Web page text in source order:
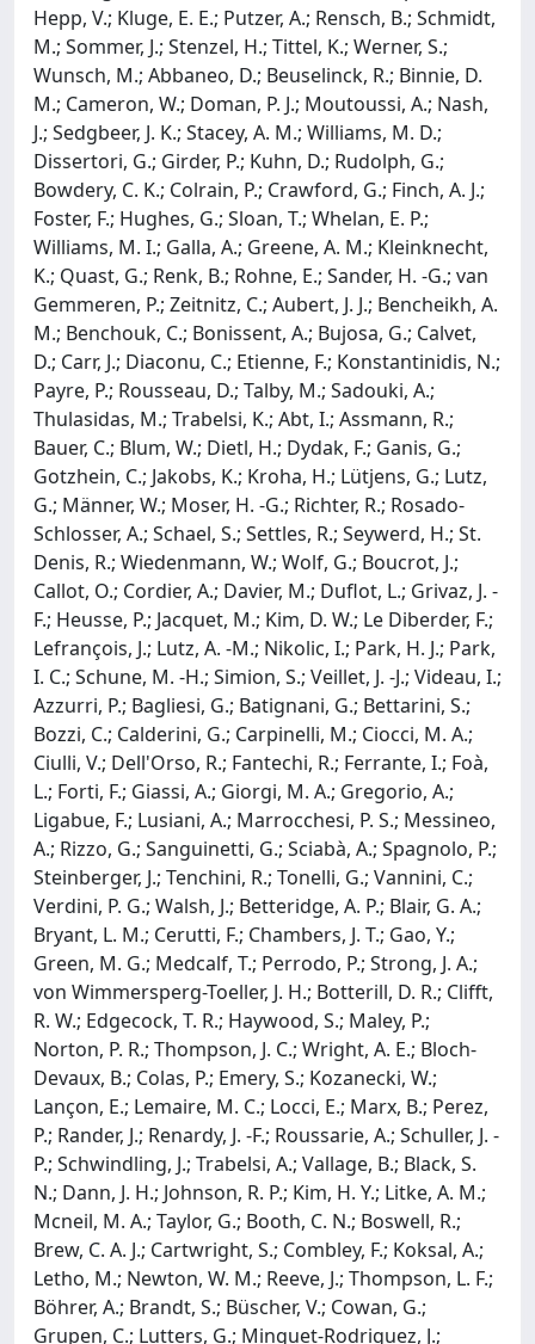
Hepp, V.; Kluge, E. E.; Putzer, A.; Rensch, B.; Schmidt,
M.; Sommer, J.; Stenzel, H.; Tittel, K.; Werner, S.;
Wunsch, M.; Abbaneo, D.; Beuselinck, R.; Binnie, D.
M.; Cameron, W.; Doman, P. J.; Moutoussi, A.; Nash,
J.; Sedgbeer, J. K.; Stacey, A. M.; Williams, M. D.;
Dissertori, G.; Girder, P.; Kuhn, D.; Rudolph, G.;
Bowdery, C. K.; Colrain, P.; Crawford, G.; Finch, A. J.;
Foster, F.; Hughes, G.; Sloan, T.; Whelan, E. P.;
Williams, M. I.; Galla, A.; Greene, A. M.; Kleinknecht,
K.; Quast, G.; Renk, B.; Rohne, E.; Sander, H. -G.; van
Gemmeren, P.; Zeitnitz, C.; Aubert, J. J.; Bencheikh, A.
M.; Benchouk, C.; Bonissent, A.; Bujosa, G.; Calvet,
D.; Carr, J.; Diaconu, C.; Etienne, F.; Konstantinidis, N.;
Payre, P.; Rousseau, D.; Talby, M.; Sadouki, A.;
Thulasidas, M.; Trabelsi, K.; Abt, I.; Assmann, R.;
Bauer, C.; Blum, W.; Dietl, H.; Dydak, F.; Ganis, G.;
Gotzhein, C.; Jakobs, K.; Kroha, H.; Lütjens, G.; Lutz,
G.; Männer, W.; Moser, H. -G.; Richter, R.; Rosado-
Schlosser, A.; Schael, S.; Settles, R.; Seywerd, H.; St.
Denis, R.; Wiedenmann, W.; Wolf, G.; Boucrot, J.;
Callot, O.; Cordier, A.; Davier, M.; Duflot, L.; Grivaz, J. -
F.; Heusse, P.; Jacquet, M.; Kim, D. W.; Le Diberder, F.;
Lefrançois, J.; Lutz, A. -M.; Nikolic, I.; Park, H. J.; Park,
I. C.; Schune, M. -H.; Simion, S.; Veillet, J. -J.; Videau, I.;
Azzurri, P.; Bagliesi, G.; Batignani, G.; Bettarini, S.;
Bozzi, C.; Calderini, G.; Carpinelli, M.; Ciocci, M. A.;
Ciulli, V.; Dell'Orso, R.; Fantechi, R.; Ferrante, I.; Foà,
L.; Forti, F.; Giassi, A.; Giorgi, M. A.; Gregorio, A.;
Ligabue, F.; Lusiani, A.; Marrocchesi, P. S.; Messineo,
A.; Rizzo, G.; Sanguinetti, G.; Sciabà, A.; Spagnolo, P.;
Steinberger, J.; Tenchini, R.; Tonelli, G.; Vannini, C.;
Verdini, P. G.; Walsh, J.; Betteridge, A. P.; Blair, G. A.;
Bryant, L. M.; Cerutti, F.; Chambers, J. T.; Gao, Y.;
Green, M. G.; Medcalf, T.; Perrodo, P.; Strong, J. A.;
von Wimmersperg-Toeller, J. H.; Botterill, D. R.; Clifft,
R. W.; Edgecock, T. R.; Haywood, S.; Maley, P.;
Norton, P. R.; Thompson, J. C.; Wright, A. E.; Bloch-
Devaux, B.; Colas, P.; Emery, S.; Kozanecki, W.;
Lançon, E.; Lemaire, M. C.; Locci, E.; Marx, B.; Perez,
P.; Rander, J.; Renardy, J. -F.; Roussarie, A.; Schuller, J. -
P.; Schwindling, J.; Trabelsi, A.; Vallage, B.; Black, S.
N.; Dann, J. H.; Johnson, R. P.; Kim, H. Y.; Litke, A. M.;
Mcneil, M. A.; Taylor, G.; Booth, C. N.; Boswell, R.;
Brew, C. A. J.; Cartwright, S.; Combley, F.; Koksal, A.;
Letho, M.; Newton, W. M.; Reeve, J.; Thompson, L. F.;
Böhrer, A.; Brandt, S.; Büscher, V.; Cowan, G.;
Grupen, C.; Lutters, G.; Minguet-Rodriguez, J.;